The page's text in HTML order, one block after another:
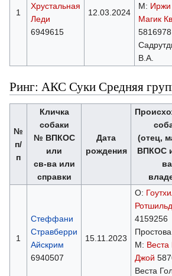
1
Хрустальная
Леди
6949615
12.03.2024
М:
Магик
5816978
В.А.
Ринг: АКС Суки Средняя
№
п/
п
Кличка
собаки
№ ВПКОС
или
св-ва или
справки
Дата
рождения
(отец,
ВПКОС
1
Стеффани
Стравберри
Айскрим
6940507
15.11.2023
О:
4159256
М: Веста
Джой
Веста